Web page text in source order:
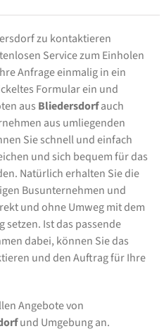
zu kontaktieren
Service zum Einholen
Anfrage einmalig in ein
Formular ein und
aus Bliedersdorfauch
aus umliegenden
Sie schnell und einfach
und sich bequem für das
Natürlich erhalten Sie die
Busunternehmen und
und ohne Umweg mit dem
Ist das passende
dabei, können Sie das
und den Auftrag für Ihre
Angebote von
und Umgebung an.